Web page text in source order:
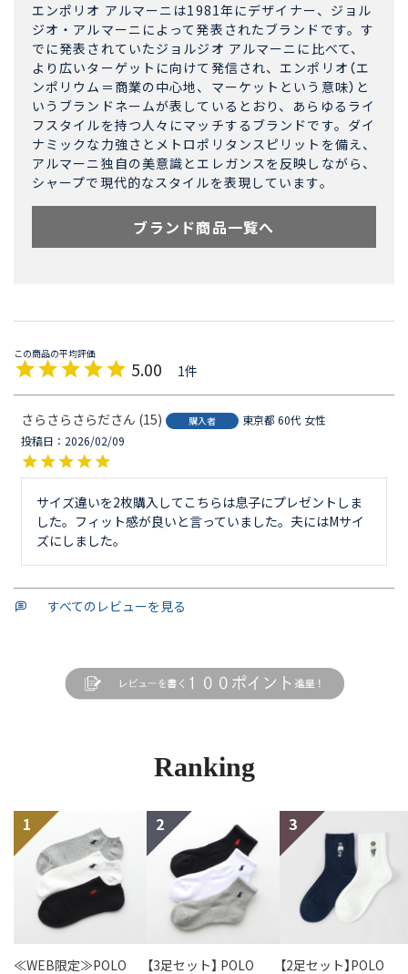
エンポリオ アルマーニは1981年にデザイナー、ジョル
ジオ・アルマーニによって発表されたブランドです。す
でに発表されていたジョルジオ アルマーニに比べて、
より広いターゲットに向けて発信され、エンポリオ（エ
ンポリウム＝商業の中心地、マーケットという意味）と
いうブランドネームが表しているとおり、あらゆるライ
フスタイルを持つ人々にマッチするブランドです。ダイ
ナミックな力強さとメトロポリタンスピリットを備え、
アルマーニ独自の美意識とエレガンスを反映しながら、
シャープで現代的なスタイルを表現しています。
ブランド商品一覧へ
5.00 1
さらさらさらだ 15 購入者 東京都 60代 女性
投稿日
2026/02/09
サイズ違いを2枚購入してこちらは息子にプレゼントしま
した。フィット感が良いと言っていました。夫にはMサイ
ズにしました。
すべてのレビューを見る
Ranking
≪WEB限定≫POLO
【3足セット】 POLO
【2足セット】POLO